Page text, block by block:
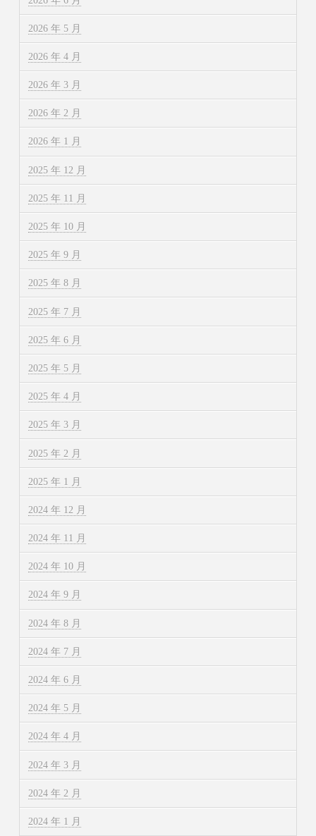
2026 年 5 月
2026 年 4 月
2026 年 3 月
2026 年 2 月
2026 年 1 月
2025 年 12 月
2025 年 11 月
2025 年 10 月
2025 年 9 月
2025 年 8 月
2025 年 7 月
2025 年 6 月
2025 年 5 月
2025 年 4 月
2025 年 3 月
2025 年 2 月
2025 年 1 月
2024 年 12 月
2024 年 11 月
2024 年 10 月
2024 年 9 月
2024 年 8 月
2024 年 7 月
2024 年 6 月
2024 年 5 月
2024 年 4 月
2024 年 3 月
2024 年 2 月
2024 年 1 月